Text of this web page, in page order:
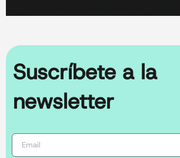
Suscríbete a la
newsletter